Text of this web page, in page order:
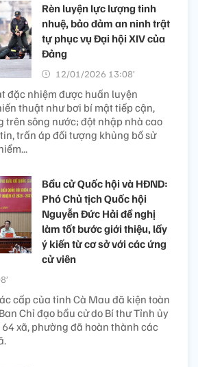
Rèn luyện lực lượng tinh
nhuệ, bảo đảm an ninh trật
tự phục vụ Đại hội XIV của
Đảng
12/01/2026 13:08’
đặc nhiệm được huấn luyện
thuật như bơi bí mật tiếp cận,
trên sông nước; đột nhập nhà cao
trấn áp đối tượng khủng bố sử
Bầu cử Quốc hội và HĐND:
Phó Chủ tịch Quốc hội
Nguyễn Đức Hải đề nghị
làm tốt bước giới thiệu, lấy
ý kiến từ cơ sở với các ứng
cử viên
cấp của tỉnh Cà Mau đã kiện toàn
Chỉ đạo bầu cử do Bí thư Tỉnh ủy
xã, phường đã hoàn thành các